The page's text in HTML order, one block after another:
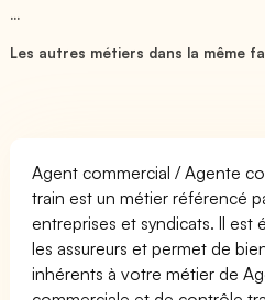
...
Les autres métiers dans la même
Agent commercial / Agente
train est un métier référencé
entreprises et syndicats. Il est
les assureurs et permet de
inhérents à votre métier de